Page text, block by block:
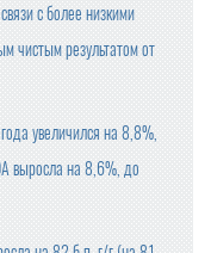
с более низкими
чистым результатом от
увеличился на 8,8%,
выросла на 8,6%, до